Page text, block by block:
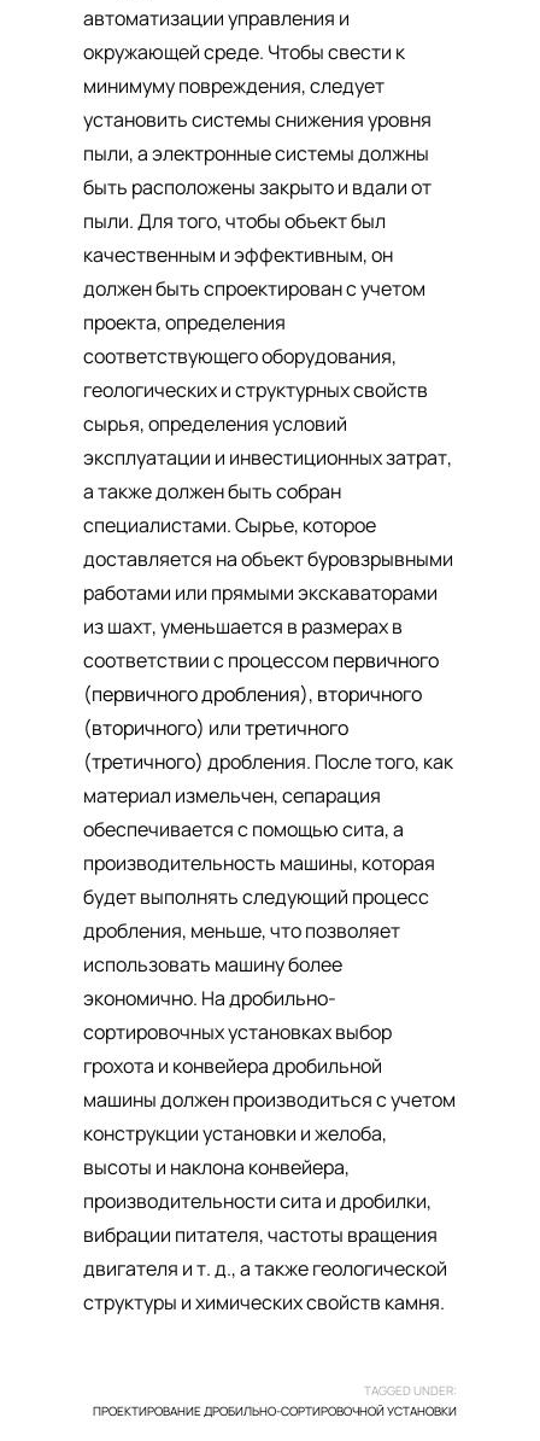
автоматизации управления и
окружающей среде. Чтобы свести к
минимуму повреждения, следует
установить системы снижения уровня
пыли, а электронные системы должны
быть расположены закрыто и вдали от
пыли. Для того, чтобы объект был
качественным и эффективным, он
должен быть спроектирован с учетом
проекта, определения
соответствующего оборудования,
геологических и структурных свойств
сырья, определения условий
эксплуатации и инвестиционных затрат,
а также должен быть собран
специалистами. Сырье, которое
доставляется на объект буровзрывными
работами или прямыми экскаваторами
из шахт, уменьшается в размерах в
соответствии с процессом первичного
(первичного дробления), вторичного
(вторичного) илитретичного
(третичного) дробления. После того, как
материал измельчен, сепарация
обеспечивается с помощью сита, а
производительность машины, которая
будет выполнять следующий процесс
дробления, меньше, что позволяет
использовать машину более
экономично. На дробильно-
сортировочных установках выбор
грохота и конвейера дробильной
машины должен производиться с учетом
конструкции установки и желоба,
высоты и наклона конвейера,
производительности сита и дробилки,
вибрации питателя, частоты вращения
двигателя и т. д., а также геологической
структуры и химических свойств камня.
TAGGED UNDER:
ПРОЕКТИРОВАНИЕ ДРОБИЛЬНО-СОРТИРОВОЧНОЙ УСТАНОВКИ